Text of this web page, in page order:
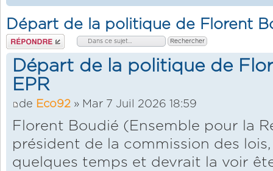
Départ de la politique de Florent
Répondre
Départ de la politique de
EPR
de Eco92 » Mar 7 Juil 2026 18:59
Florent Boudié (Ensemble pour la
président de la commission des
quelques temps et devrait la voir